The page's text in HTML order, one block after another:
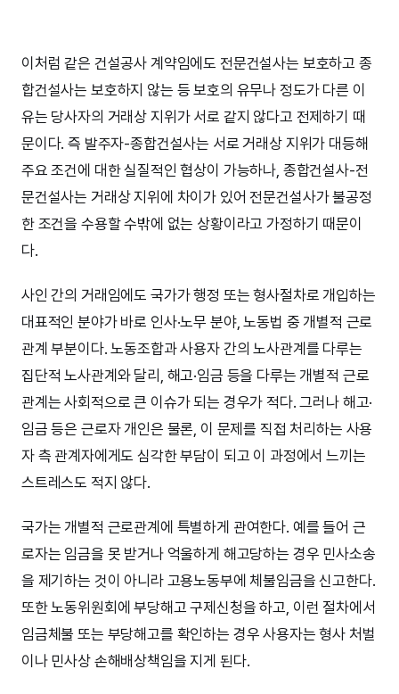
이처럼 같은 건설공사 계약임에도 전문건설사는 보호하고 종
합건설사는 보호하지 않는 등 보호의 유무나 정도가 다른 이
유는 당사자의 거래상 지위가 서로 같지 않다고 전제하기 때
문이다. 즉 발주자-종합건설사는 서로 거래상 지위가 대등해
주요 조건에 대한 실질적인 협상이 가능하나, 종합건설사-전
문건설사는 거래상 지위에 차이가 있어 전문건설사가 불공정
한 조건을 수용할 수밖에 없는 상황이라고 가정하기 때문이
다.
사인 간의 거래임에도 국가가 행정 또는 형사절차로 개입하는
대표적인 분야가 바로 인사·노무 분야, 노동법 중 개별적 근로
관계 부분이다. 노동조합과 사용자 간의 노사관계를 다루는
집단적 노사관계와 달리, 해고·임금 등을 다루는 개별적 근로
관계는 사회적으로 큰 이슈가 되는 경우가 적다. 그러나 해고·
임금 등은 근로자 개인은 물론, 이 문제를 직접 처리하는 사용
자 측 관계자에게도 심각한 부담이 되고 이 과정에서 느끼는
스트레스도 적지 않다.
국가는 개별적 근로관계에 특별하게 관여한다. 예를 들어 근
로자는 임금을 못 받거나 억울하게 해고당하는 경우 민사소송
을 제기하는 것이 아니라 고용노동부에 체불임금을 신고한다.
또한 노동위원회에 부당해고 구제신청을 하고, 이런 절차에서
임금체불 또는 부당해고를 확인하는 경우 사용자는 형사 처벌
이나 민사상 손해배상책임을 지게 된다.